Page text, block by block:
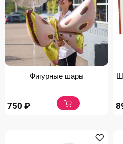
Фигурные шары
750 ₽